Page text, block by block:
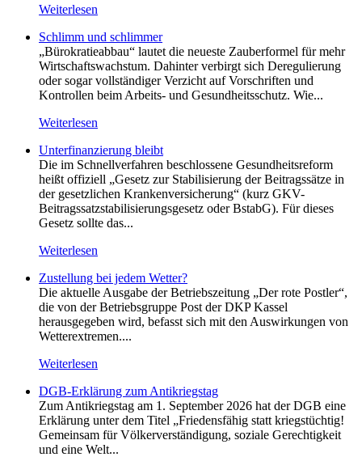
Weiterlesen
Schlimm und schlimmer
„Bürokratieabbau“ lautet die neueste Zauberformel für mehr
Wirtschaftswachstum. Dahinter verbirgt sich Deregulierung
oder sogar vollständiger Verzicht auf Vorschriften und
Kontrollen beim Arbeits- und Gesundheitsschutz. Wie...
Weiterlesen
Unterfinanzierung bleibt
Die im Schnellverfahren beschlossene Gesundheitsreform
heißt offiziell „Gesetz zur Stabilisierung der Beitragssätze in
der gesetzlichen Krankenversicherung“ (kurz GKV-
Beitragssatzstabilisierungsgesetz oder BstabG). Für dieses
Gesetz sollte das...
Weiterlesen
Zustellung bei jedem Wetter?
Die aktuelle Ausgabe der Betriebszeitung „Der rote Postler“,
die von der Betriebsgruppe Post der DKP Kassel
herausgegeben wird, befasst sich mit den Auswirkungen von
Wetterextremen....
Weiterlesen
DGB-Erklärung zum Antikriegstag
Zum Antikriegstag am 1. September 2026 hat der DGB eine
Erklärung unter dem Titel „Friedensfähig statt kriegstüchtig!
Gemeinsam für Völkerverständigung, soziale Gerechtigkeit
und eine Welt...